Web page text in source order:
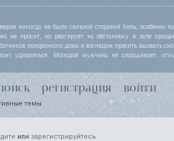
никогда не было сильной стороной Хель, особенно
не просит, но реагирует на обстановку в зале
похоронного дома и взглядом просить вызвать
удивляться. Молодой мужчина не спрашивает,
доверять. Хель чуть хмурится.
регистрация войти
темы
или зарегистрируйтесь.